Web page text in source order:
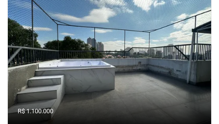
R$ 1.100.000